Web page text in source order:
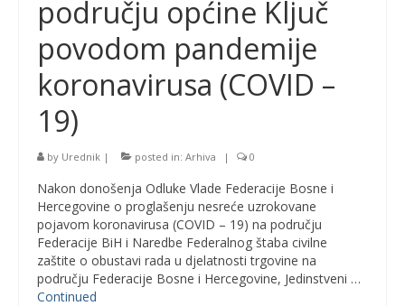
području općine Ključ
povodom pandemije
koronavirusa (COVID –
19)
by Urednik | posted in: Arhiva | 0
Nakon donošenja Odluke Vlade Federacije Bosne i
Hercegovine o proglašenju nesreće uzrokovane
pojavom koronavirusa (COVID – 19) na području
Federacije BiH i Naredbe Federalnog štaba civilne
zaštite o obustavi rada u djelatnosti trgovine na
području Federacije Bosne i Hercegovine, Jedinstveni …
Continued